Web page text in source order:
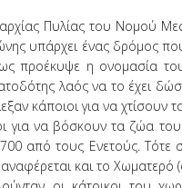
Πυλίας του Νομού
υπάρχει ένας δρόμος
προέκυψε η ονομασία
λαός να το έχει
κάποιοι για να
για να βόσκουν τα ζώα
από τους Ενετούς. Τότε
και το